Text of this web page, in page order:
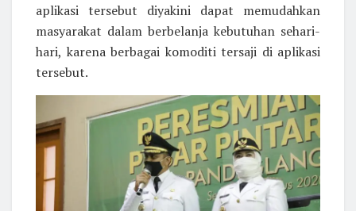
aplikasi tersebut diyakini dapat memudahkan
masyarakat dalam berbelanja kebutuhan sehari-
hari, karena berbagai komoditi tersaji di aplikasi
tersebut.